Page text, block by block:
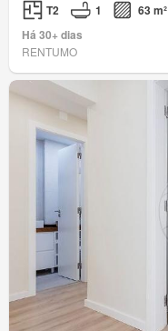
T2 1
63 m²
Há 30+ dias
RENTUMO